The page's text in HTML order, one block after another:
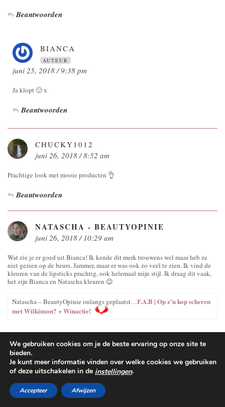
Beantwoorden
BIANCA
AUTEUR
juni 25, 2018 / 9:38 pm
Ja klopt 🙂 x
Beantwoorden
CHUCKY1012
juni 26, 2018 / 8:52 am
Prachtige look met mooie producten 👌
Beantwoorden
NATASCHA - BEAUTYOPINIE
juni 26, 2018 / 10:29 am
Wat zie je er goed uit Bianca! Ik kende dit merk trouwens wel maar heb ze
niet gezien op de beurs. Jammer, maar er was ook zo veel te zien. Ik vind de
kleuren van de lipsticks prachtig, ook helemaal mijn stijl. Ik draag dit vaak,
het zijn Bianca en Natascha kleuren 😉
Natascha – BeautyOpinie onlangs geplaatst…F.A.B | Op z’n kop scheren
met Wilkinson? + Winactie!
Beantwoorden
GEEF EEN REACTIE
Je e-mailadres wordt niet gepubliceerd.
met*
We gebruiken cookies om je de beste ervaring op onze site te
bieden.
Je kunt meer informatie vinden over welke cookies we gebruiken
of deze uitschakelen in de instellingen.
Accepteer Afwijzen